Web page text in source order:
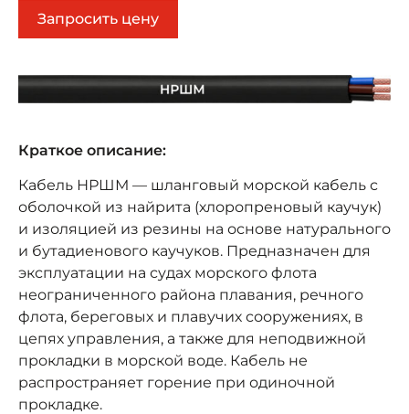
Запросить цену
Краткое описание:
Кабель НРШМ — шланговый морской кабель с
оболочкой из найрита (хлоропреновый каучук)
и изоляцией из резины на основе натурального
и бутадиенового каучуков. Предназначен для
эксплуатации на судах морского флота
неограниченного района плавания, речного
флота, береговых и плавучих сооружениях, в
цепях управления, а также для неподвижной
прокладки в морской воде. Кабель не
распространяет горение при одиночной
прокладке.